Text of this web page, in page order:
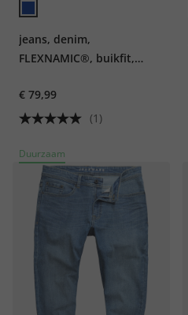
jeans, denim,
FLEXNAMIC®, buikfit,
maat 36/72
€ 79,99
(1)
Duurzaam